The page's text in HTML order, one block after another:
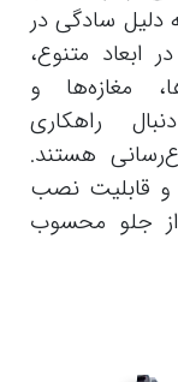
سادگی در
ابعاد متنوع،
مغازه‌ها و
راهکاری
هستند.
و قابلیت نصب
جلو محسوب